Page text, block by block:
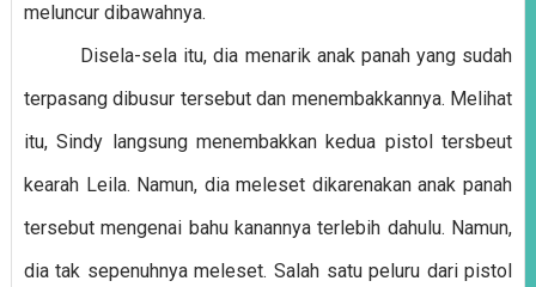
meluncur dibawahnya.
Disela-sela itu, dia menarik anak panah yang sudah
terpasang dibusur tersebut dan menembakkannya. Melihat
itu, Sindy langsung menembakkan kedua pistol tersbeut
kearah Leila. Namun, dia meleset dikarenakan anak panah
tersebut mengenai bahu kanannya terlebih dahulu. Namun,
dia tak sepenuhnya meleset. Salah satu peluru dari pistol